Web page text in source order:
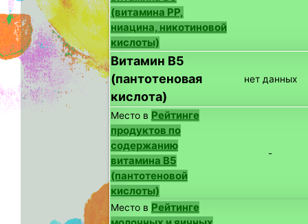
(витамина PP,
ниацина, никотиновой
кислоты)
Витамин B5
(пантотеновая
кислота)
нет данных
Место в Рейтинге
продуктов по
содержанию
витамина B5
(пантотеновой
кислоты)
-
Место в Рейтинге